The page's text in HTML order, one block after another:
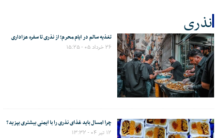
نذری
کل اخبار:6 تغذیه سالم در ایام محرم؛ از نذری تا سفره عزاداری
۲۶ خرداد ۰۵ - ۱۵:۲۵
چرا امسال باید غذای نذری را با ایمنی بیشتری بپزید؟
۱۲ تیر ۰۴ - ۱۳:۳۲